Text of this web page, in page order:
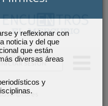
SESIÓN
límites.
×
noticia y del que
que están